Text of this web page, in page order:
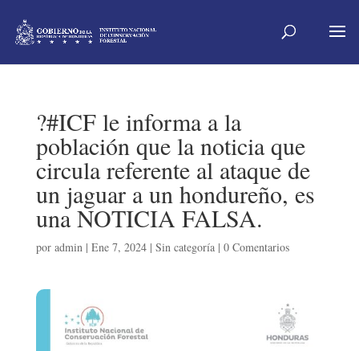
?#ICF le informa a la
población que la noticia que
circula referente al ataque de
un jaguar a un hondureño, es
una NOTICIA FALSA.
por admin| Ene 7, 2024| Sin categoría| 0 Comentarios